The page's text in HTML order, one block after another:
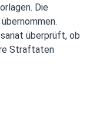
Die
überprüft, ob
Straftaten